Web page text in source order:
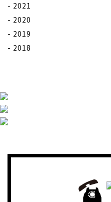
2021
2020
2019
2018